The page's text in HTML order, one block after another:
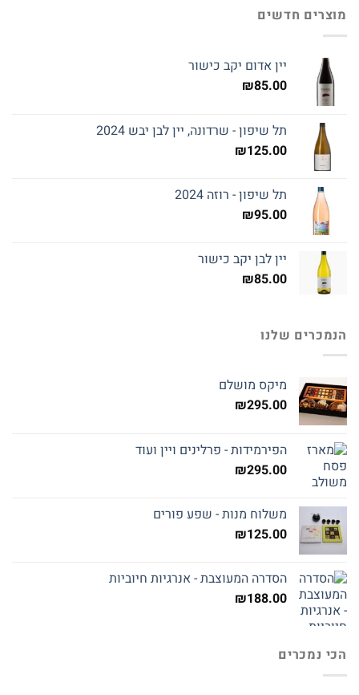
מוצרים חדשים
יין אדום יקב כישור
₪85.00
תל שיפון - שרדונה, יין לבן יבש 2024
₪125.00
תל שיפון - רוזה 2024
₪95.00
יין לבן יקב כישור
₪85.00
הנמכרים שלנו
מיקס מושלם
₪295.00
הפירמידות - פרלינים ויין ועוד
₪295.00
משלוח מנות - שפע פורים
₪125.00
הסדרה המעוצבת - אנרגיות חיוביות
₪188.00
הכי נמכרים